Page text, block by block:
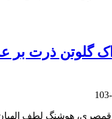
گلوتن ذرت بر
قمصری، هوشنگ لطف